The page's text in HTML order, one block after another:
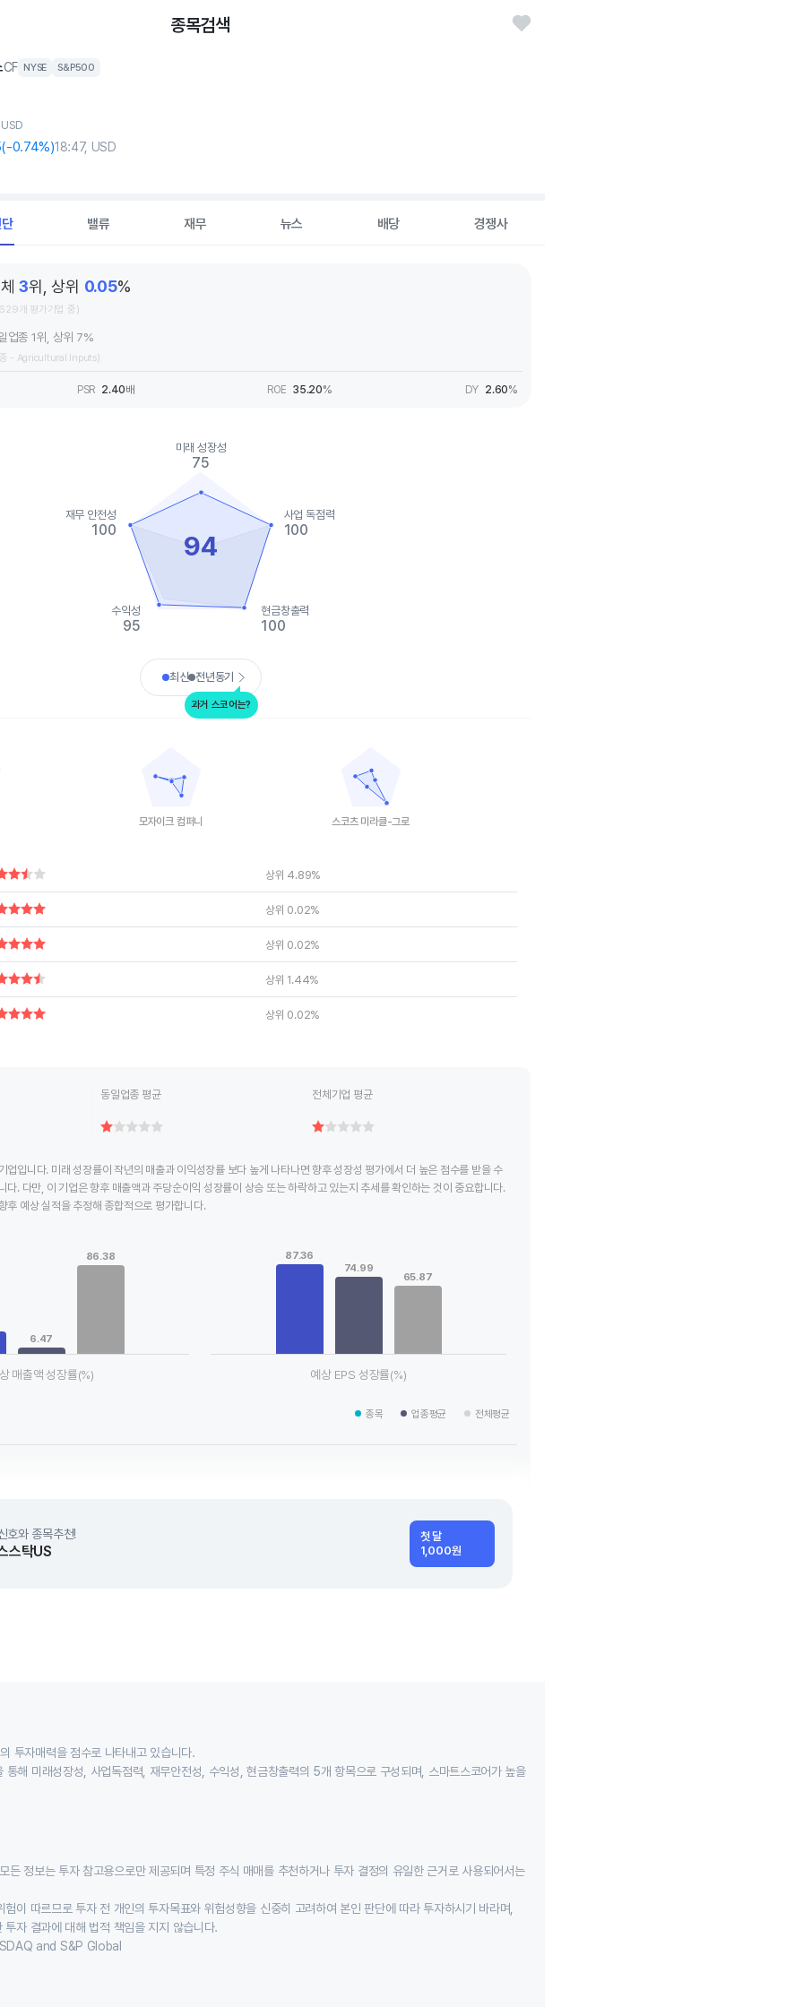
종목검색
CF NYSE S&P500
(-0.74%)18:47, USD
밸류 재무 뉴스 배당 경쟁사
3위, 상위 0.05%
개 평가기업 중)
업종 1위, 상위 7%
- Agricultural Inputs)
PSR 2.40배 ROE 35.20% DY 2.60%
displaying values. Data ranges from 0 to 100.
94
미래 성장성
75
사업 독점력
100
현금창출력
100
수익성
95
재무 안전성
100
최신 전년동기
과거 스코어는?
1 Y axis displaying values. Data ranges from 15 to 100.
The chart has 1 X axis displaying categories.
The chart has 1 Y axis displaying values. Data ranges from 0 to 65.
모자이크 컴퍼니
The chart has 1 X axis displaying categories.
The chart has 1 Y axis displaying values. Data ranges from 15 to 100.
스코츠 미라클-그로
상위 4.89%
상위 0.02%
상위 0.02%
상위 1.44%
상위 0.02%
동일업종 평균 전체기업 평균
업입니다. 미래 성장률이 작년의 매출과 이익성장률 보다 높게 나타나면 향후 성장성 평가에서 더 높은 점수를 받을 수
다. 다만, 이 기업은 향후 매출액과 주당순이익 성장률이 상승 또는 하락하고 있는지 추세를 확인하는 것이 중요합니다.
후 예상 실적을 추정해 종합적으로 평가합니다.
6.47
86.38
매출액 성장률(%)
View as data table, Chart
The chart has 1 X axis displaying categories.
87.36
74.99
65.87
예상 EPS 성장률(%)
종목 업종평균 전체평균
호와 종목추천!
스탁US
첫 달
1,000원
투자매력을 점수로 나타내고 있습니다.
통해 미래성장성, 사업독점력, 재무안전성, 수익성, 현금창출력의 5개 항목으로 구성되며, 스마트스코어가 높을
든 정보는 투자 참고용으로만 제공되며 특정 주식 매매를 추천하거나 투자 결정의 유일한 근거로 사용되어서는
험이 따르므로 투자 전 개인의 투자목표와 위험성향을 신중히 고려하여 본인 판단에 따라 투자하시기 바라며,
투자 결과에 대해 법적 책임을 지지 않습니다.
and S&P Global